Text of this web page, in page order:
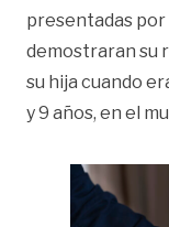
presentadas por
demostraran su
su hija cuando
y 9 años, en el